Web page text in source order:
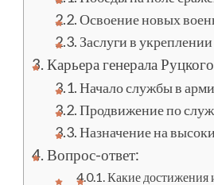
Освоение новых
Заслуги в укреплении
Карьера генерала Руцкого
Начало службы в
Продвижение по
Назначение на
Вопрос-ответ:
Какие достижения